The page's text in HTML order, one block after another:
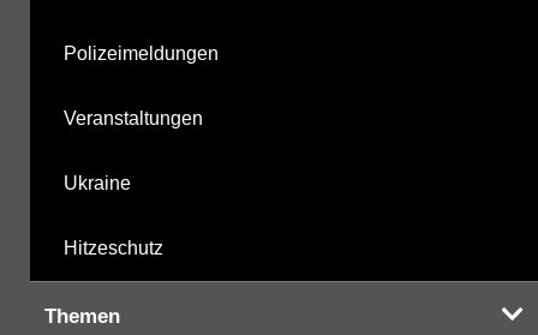
Polizeimeldungen
Veranstaltungen
Ukraine
Hitzeschutz
Themen